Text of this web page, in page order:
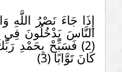
النَّاسَ يَدْخُلُونَ فِي
(2) فَسَبِّحْ بِحَمْدِ
كَانَ تَوَّابًا (3)